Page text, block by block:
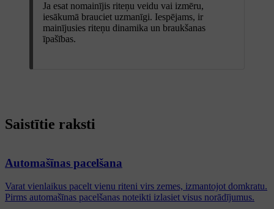
Ja esat nomainījis riteņu veidu vai izmēru,
iesākumā brauciet uzmanīgi. Iespējams, ir
mainījusies riteņu dinamika un braukšanas
īpašības.
Saistītie raksti
Automašīnas pacelšana
Varat vienlaikus pacelt vienu riteni virs zemes, izmantojot domkratu.
Pirms automašīnas pacelšanas noteikti izlasiet visus norādījumus.